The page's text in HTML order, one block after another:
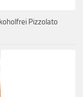
Pizzolato